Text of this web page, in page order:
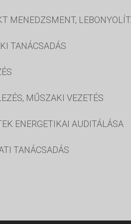
MENEDZSMENT,
TANÁCSADÁS
MŰSZAKI VEZETÉS
ENERGETIKAI AUDITÁLÁSA
TANÁCSADÁS